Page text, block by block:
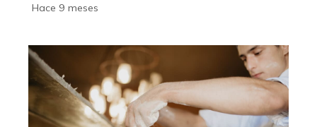
Hace 9 meses